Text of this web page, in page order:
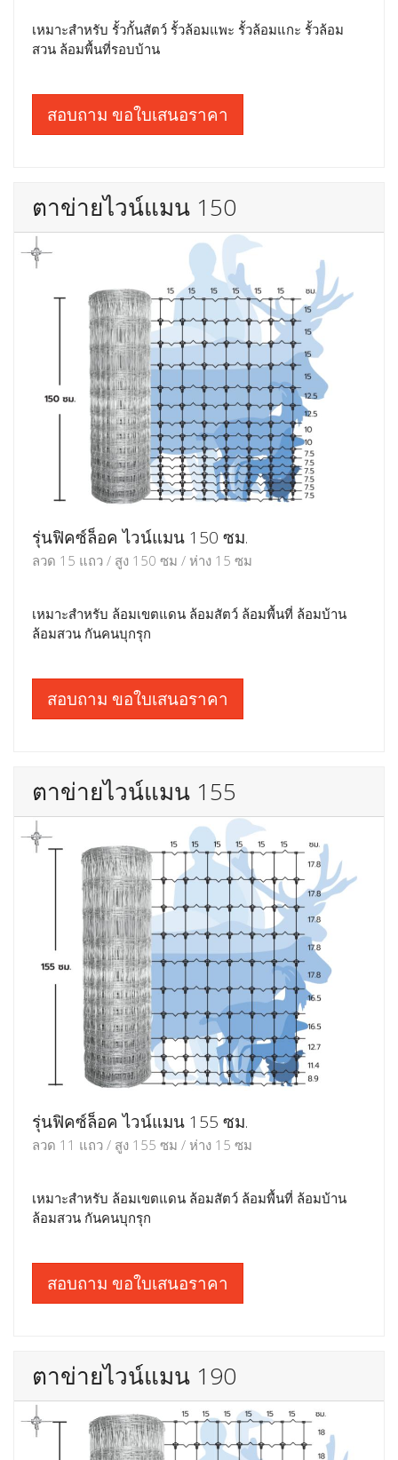
เหมาะสำหรับ รั้วกั้นสัตว์ รั้วล้อมแพะ รั้วล้อมแกะ รั้วล้อม
สวน ล้อมพื้นที่รอบบ้าน
สอบถาม ขอใบเสนอราคา
ตาข่ายไวน์แมน 150
รุ่นฟิคซ์ล็อค ไวน์แมน 150 ซม.
ลวด 15 แถว / สูง 150 ซม / ห่าง 15 ซม
เหมาะสำหรับ ล้อมเขตแดน ล้อมสัตว์ ล้อมพื้นที่ ล้อมบ้าน
ล้อมสวน กันคนบุกรุก
สอบถาม ขอใบเสนอราคา
ตาข่ายไวน์แมน 155
รุ่นฟิคซ์ล็อค ไวน์แมน 155 ซม.
ลวด 11 แถว / สูง 155 ซม / ห่าง 15 ซม
เหมาะสำหรับ ล้อมเขตแดน ล้อมสัตว์ ล้อมพื้นที่ ล้อมบ้าน
ล้อมสวน กันคนบุกรุก
สอบถาม ขอใบเสนอราคา
ตาข่ายไวน์แมน 190